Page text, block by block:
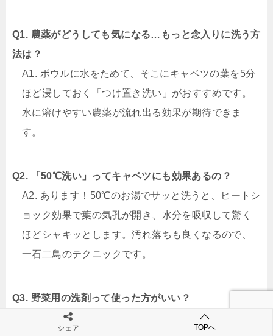
Q1. 農薬がどうしても気になる…もっと念入りに洗う方
法は？
A1. ボウルに水をためて、そこにキャベツの葉を5分
ほど浸しておく「つけ置き洗い」がおすすめです。
水に溶けやすい農薬が流れ出る効果が期待できま
す。
Q2. 「50℃洗い」ってキャベツにも効果あるの？
A2. あります！50℃のお湯でサッと洗うと、ヒートシ
ョック効果で葉の気孔が開き、水分を吸収して驚く
ほどシャキッとします。汚れ落ちも良くなるので、
一石二鳥のテクニックです。
Q3. 野菜用の洗剤って使った方がいい？
A3. 基本的には必要ありません。日本のキャベツは安
シェア TOPへ